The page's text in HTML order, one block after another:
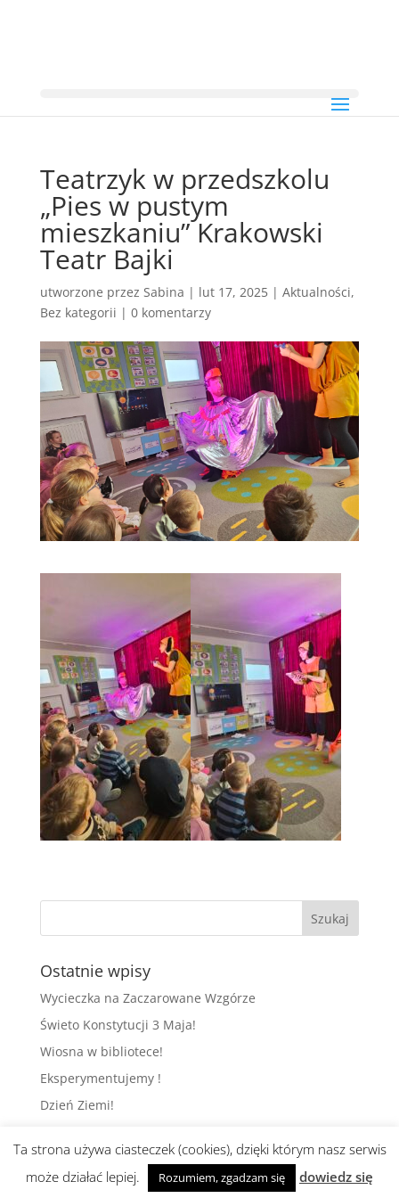
Teatrzyk w przedszkolu
„Pies w pustym
mieszkaniu” Krakowski
Teatr Bajki
utworzone przez Sabina | lut 17, 2025| Aktualności,
Bez kategorii | 0 komentarzy
Ostatnie wpisy
Wycieczka na Zaczarowane Wzgórze
Świeto Konstytucji 3 Maja!
Wiosna w bibliotece!
Eksperymentujemy !
Dzień Ziemi!
Realizacja i wsparcie:abami
Ta strona używa ciasteczek (cookies), dzięki którym nasz serwis
może działać lepiej.
Rozumiem, zgadzam się
dowiedz się